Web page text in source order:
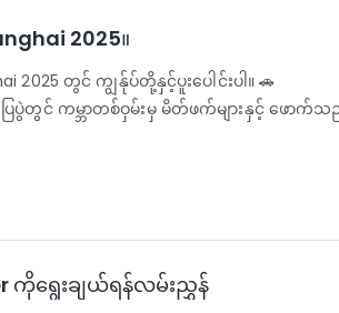
2025။
2025 တွင် ကျွန်ုပ်တို့နှင့်ပူးပေါင်းပါ။ 🚗
ပြပွဲတွင် ကမ္ဘာတစ်ဝှမ်းမှ မိတ်ဖက်များနှင့် ဖေ
ကိုရွေးချယ်ရန်လမ်းညွှန်